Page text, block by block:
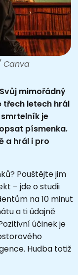
Canva
mimořádný
třech letech hrál
je
písmenka.
a hrál i pro
Pouštějte jim
– jde o studii
na 10 minut
a ti údajně
účinek je
Hudba totiž